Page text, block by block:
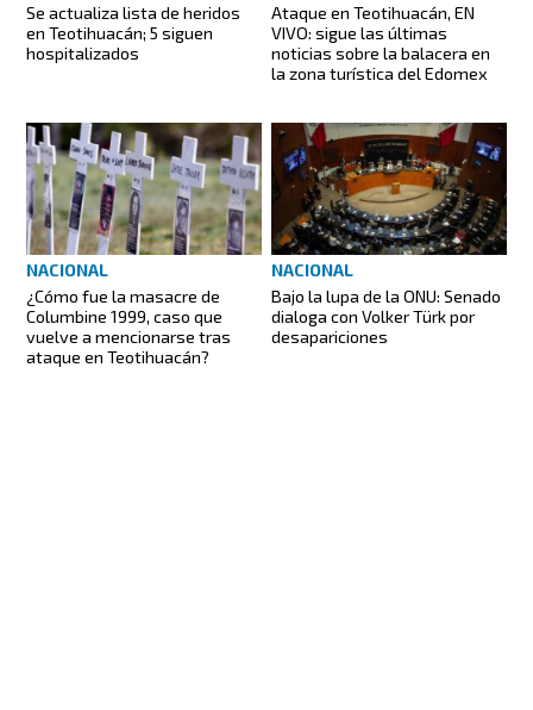
Se actualiza lista de heridos
en Teotihuacán; 5 siguen
hospitalizados
Ataque en Teotihuacán, EN
VIVO: sigue las últimas
noticias sobre la balacera en
la zona turística del Edomex
NACIONAL
¿Cómo fue la masacre de
Columbine 1999, caso que
vuelve a mencionarse tras
ataque en Teotihuacán?
NACIONAL
Bajo la lupa de la ONU: Senado
dialoga con Volker Türk por
desapariciones